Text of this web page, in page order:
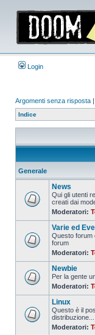
Login
Argomenti senza risposta |
Indice
Generale
Nessun
da
leggere
News
Qui gli utenti
creati dai
Moderatori:
Nessun
da
leggere
Varie ed
Questo forum
forum
Moderatori:
Nessun
messaggio
leggere
Newbie
Per la gente
Moderatori:
Nessun
Linux
Questo è il
distribuzione...
Moderatori: